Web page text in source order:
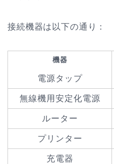
接続機器は以下の通り：
機器
電源タップ
無線機用安定化電源
ルーター
プリンター
充電器